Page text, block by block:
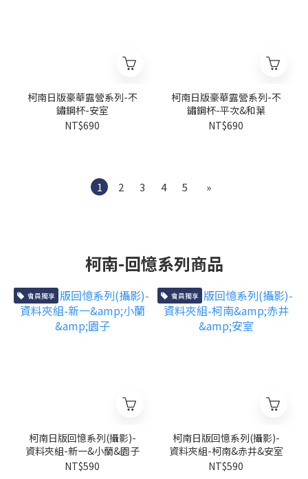
柯南日版豪華露營系列-不
鏽鋼杯-安室
NT$690
柯南日版豪華露營系列-不
鏽鋼杯-平次&和葉
NT$690
1 2 3 4 5 »
柯南-回憶系列商品
會員獨享
柯南日版回憶系列(攝影)-
資料夾組-新一&小蘭&園子
NT$590
會員獨享
柯南日版回憶系列(攝影)-
資料夾組-柯南&赤井&安室
NT$590